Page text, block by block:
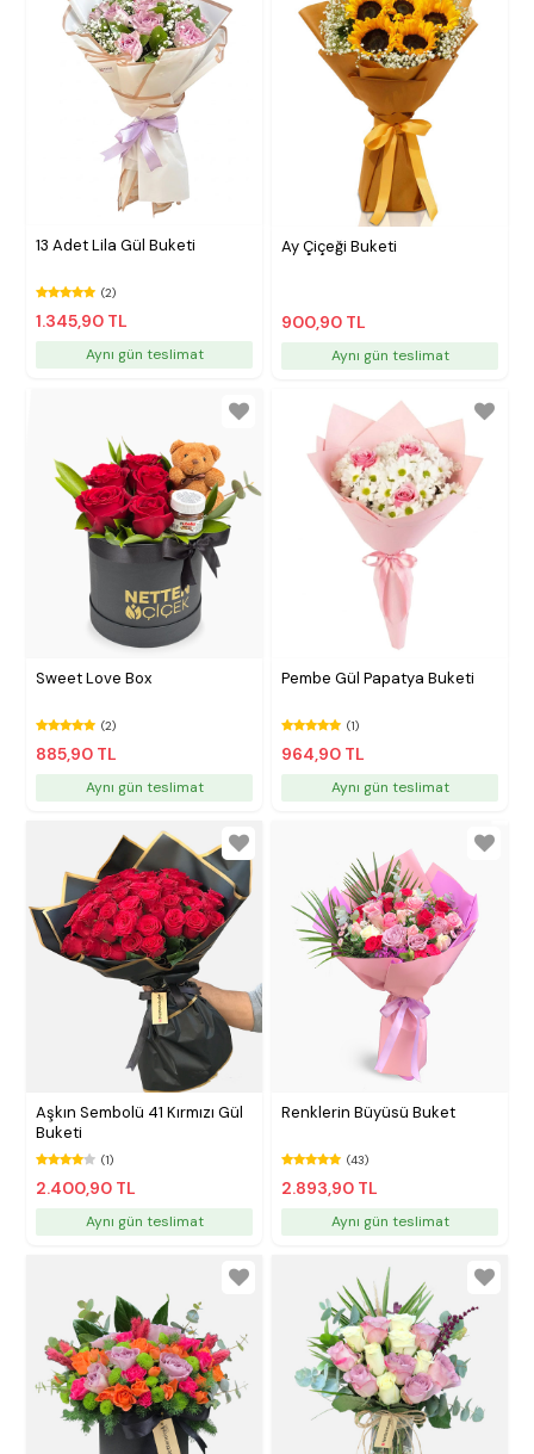
13 Adet Lila Gül Buketi
(2)
1.345,90 TL
Aynı gün teslimat
Ay Çiçeği Buketi
900,90 TL
Aynı gün teslimat
Sweet Love Box
(2)
885,90 TL
Aynı gün teslimat
Pembe Gül Papatya Buketi
(1)
964,90 TL
Aynı gün teslimat
Aşkın Sembolü 41 Kırmızı Gül
Buketi
(1)
2.400,90 TL
Aynı gün teslimat
Renklerin Büyüsü Buket
(43)
2.893,90 TL
Aynı gün teslimat